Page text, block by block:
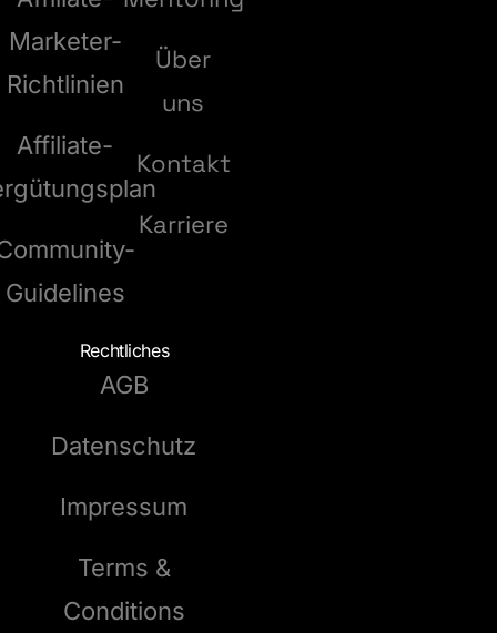
Marketer-
Richtlinien
Affiliate-
Guidelines
Über
uns
Kontakt
Karriere
Rechtliches
AGB
Datenschutz
Impressum
Terms &
Conditions